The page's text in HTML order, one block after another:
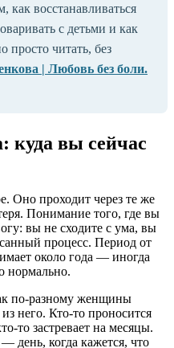
как восстанавливаться
с детьми и как
просто читать, без
| Любовь без боли.
куда вы сейчас
Оно проходит через те же
Понимание того, где вы
вы не сходите с ума, вы
процесс. Период от
около года — иногда
нормально.
по-разному женщины
него. Кто-то проносится
то застревает на месяцы.
день, когда кажется, что